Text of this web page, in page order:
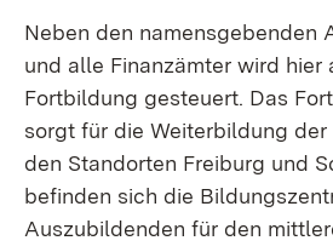
Neben den namensgebenden
und alle Finanzämter wird hier
Fortbildung gesteuert. Das
sorgt für die Weiterbildung
den Standorten Freiburg und
befinden sich die
Auszubildenden für den